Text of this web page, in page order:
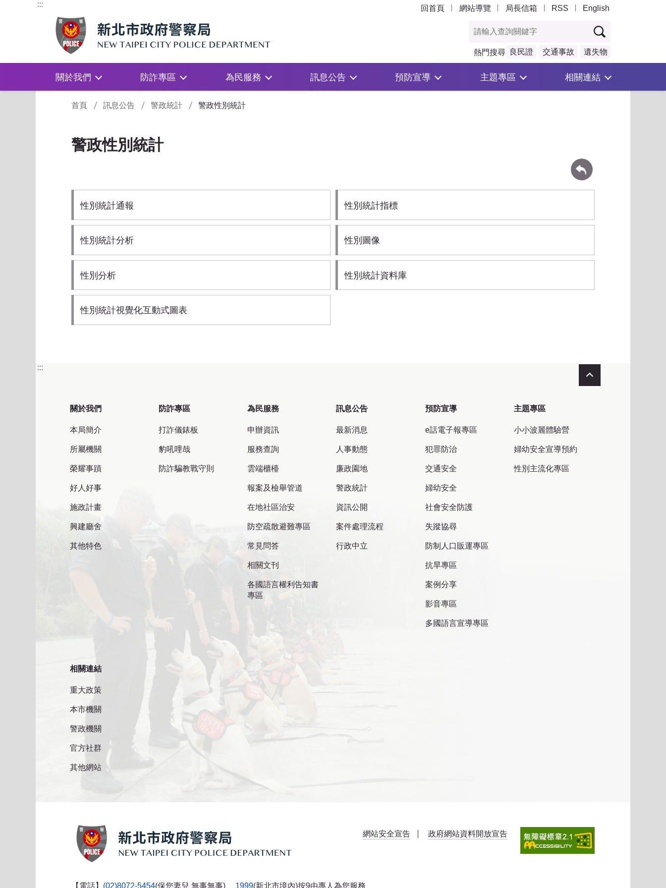
::: 回首頁 網站導覽 局長信箱 RSS English
熱門搜尋 良民證 交通事故 遺失物
關於我們 防詐專區 為民服務 訊息公告 預防宣導 主題專區 相關連結
首頁
訊息公告 警政統計 警政性別統計
警政性別統計
回上一頁
性別統計通報 性別統計指標
性別統計分析 性別圖像
性別分析 性別統計資料庫
性別統計視覺化互動式圖表
:::
關於我們
本局簡介
所屬機關
榮耀事蹟
好人好事
施政計畫
興建廳舍
其他特色
防詐專區
打詐儀錶板
豹吼哩哉
防詐騙教戰守則
為民服務
申辦資訊
服務查詢
雲端櫃檯
報案及檢舉管道
在地社區治安
防空疏散避難專區
常見問答
相關文刊
各國語言權利告知書
專區
訊息公告
最新消息
人事動態
廉政園地
警政統計
資訊公開
案件處理流程
行政中立
預防宣導
e話電子報專區
犯罪防治
交通安全
婦幼安全
社會安全防護
失蹤協尋
防制人口販運專區
抗旱專區
案例分享
影音專區
多國語言宣導專區
主題專區
小小波麗體驗營
婦幼安全宣導預約
性別主流化專區
相關連結
重大政策
本市機關
警政機關
官方社群
其他網站
【電話】 (02)8072-5454(保您妻兒 無事無事) 、 1999(新北市境內)按9由專人為您服務
網站安全宣告 政府網站資料開放宣告